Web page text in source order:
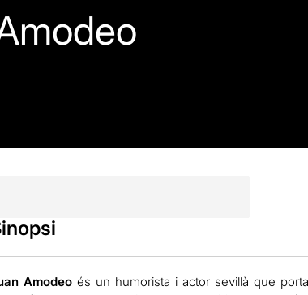
Amodeo és un humorista i actor sevillà que